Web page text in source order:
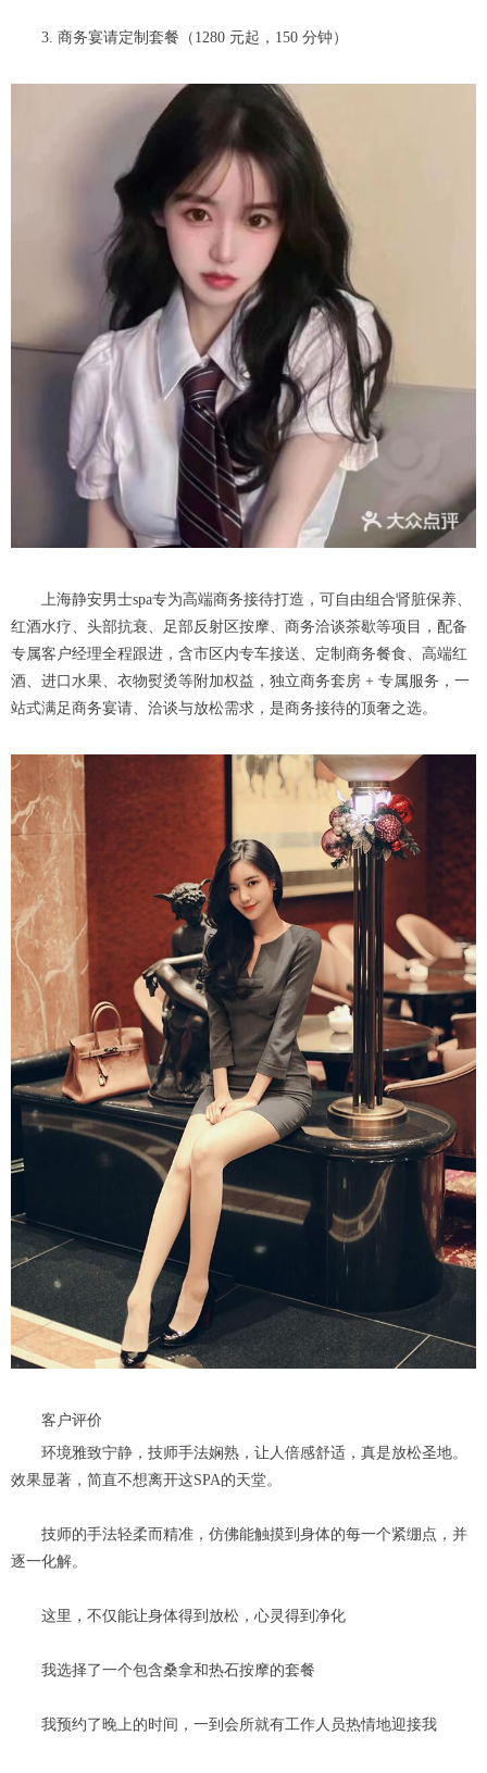
3. 商务宴请定制套餐（1280 元起，150 分钟）
上海静安男士spa专为高端商务接待打造，可自由组合肾脏保养、
红酒水疗、头部抗衰、足部反射区按摩、商务洽谈茶歇等项目，配备
专属客户经理全程跟进，含市区内专车接送、定制商务餐食、高端红
酒、进口水果、衣物熨烫等附加权益，独立商务套房 + 专属服务，一
站式满足商务宴请、洽谈与放松需求，是商务接待的顶奢之选。
客户评价
环境雅致宁静，技师手法娴熟，让人倍感舒适，真是放松圣地。
效果显著，简直不想离开这SPA的天堂。
技师的手法轻柔而精准，仿佛能触摸到身体的每一个紧绷点，并
逐一化解。
这里，不仅能让身体得到放松，心灵得到净化
我选择了一个包含桑拿和热石按摩的套餐
我预约了晚上的时间，一到会所就有工作人员热情地迎接我